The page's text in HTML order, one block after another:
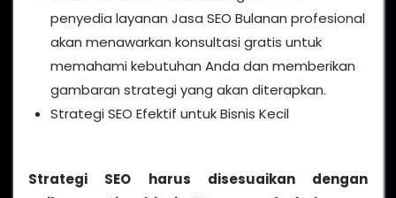
penyedia layanan Jasa SEO Bulanan profesional
akan menawarkan konsultasi gratis untuk
memahami kebutuhan Anda dan memberikan
gambaran strategi yang akan diterapkan.
Strategi SEO Efektif untuk Bisnis Kecil
Strategi SEO harus disesuaikan dengan